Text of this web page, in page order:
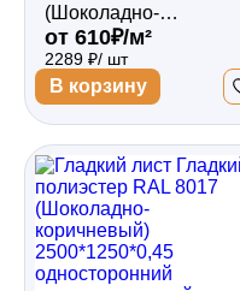
(Шоколадно-
коричневый)
3000*1250*0,5
двухсторонний
ламинированный
от 610₽/м²
2289 ₽/ шт
В корзину